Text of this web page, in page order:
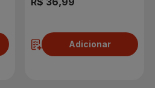
Adicionar